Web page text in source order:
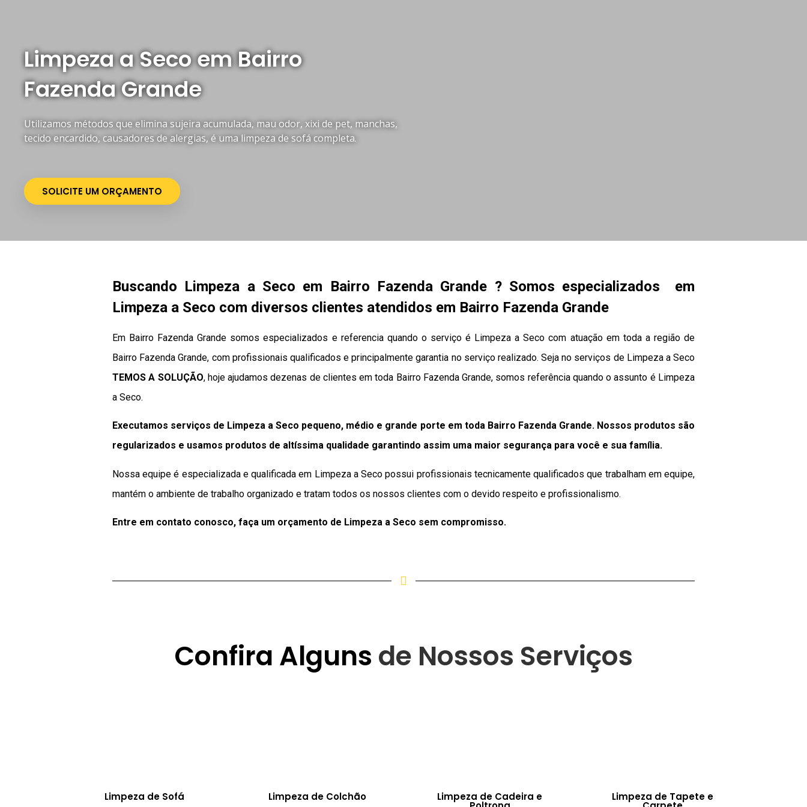
Limpeza a Seco em Bairro
Fazenda Grande
Utilizamos métodos que elimina sujeira acumulada, mau odor, xixi de pet, manchas,
tecido encardido, causadores de alergias, é uma limpeza de sofá completa.
SOLICITE UM ORÇAMENTO
Buscando Limpeza a Seco em Bairro Fazenda Grande ? Somos especializados em
Limpeza a Seco com diversos clientes atendidos em Bairro Fazenda Grande
Em Bairro Fazenda Grande somos especializados e referencia quando o serviço é Limpeza a Seco com atuação em toda a região de
Bairro Fazenda Grande, com profissionais qualificados e principalmente garantia no serviço realizado. Seja no serviços de Limpeza a Seco
TEMOS A SOLUÇÃO, hoje ajudamos dezenas de clientes em toda Bairro Fazenda Grande, somos referência quando o assunto é Limpeza
a Seco.
Executamos serviços de Limpeza a Seco pequeno, médio e grande porte em toda Bairro Fazenda Grande. Nossos produtos são
regularizados e usamos produtos de altíssima qualidade garantindo assim uma maior segurança para você e sua família.
Nossa equipe é especializada e qualificada em Limpeza a Seco possui profissionais tecnicamente qualificados que trabalham em equipe,
mantém o ambiente de trabalho organizado e tratam todos os nossos clientes com o devido respeito e profissionalismo.
Entre em contato conosco, faça um orçamento de Limpeza a Seco sem compromisso.
Confira Alguns de Nossos Serviços
Limpeza de Sofá Limpeza de Colchão Limpeza de Cadeira e Limpeza de Tapete e